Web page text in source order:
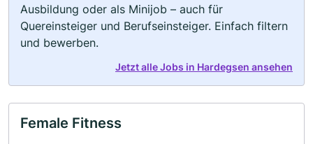
Ausbildung oder als Minijob – auch für
Quereinsteiger und Berufseinsteiger. Einfach filtern
und bewerben.
Jetzt alle Jobs in Hardegsen ansehen
Female Fitness